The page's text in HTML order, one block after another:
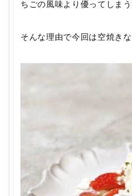
ちごの風味より優ってしま
そんな理由で今回は空焼き